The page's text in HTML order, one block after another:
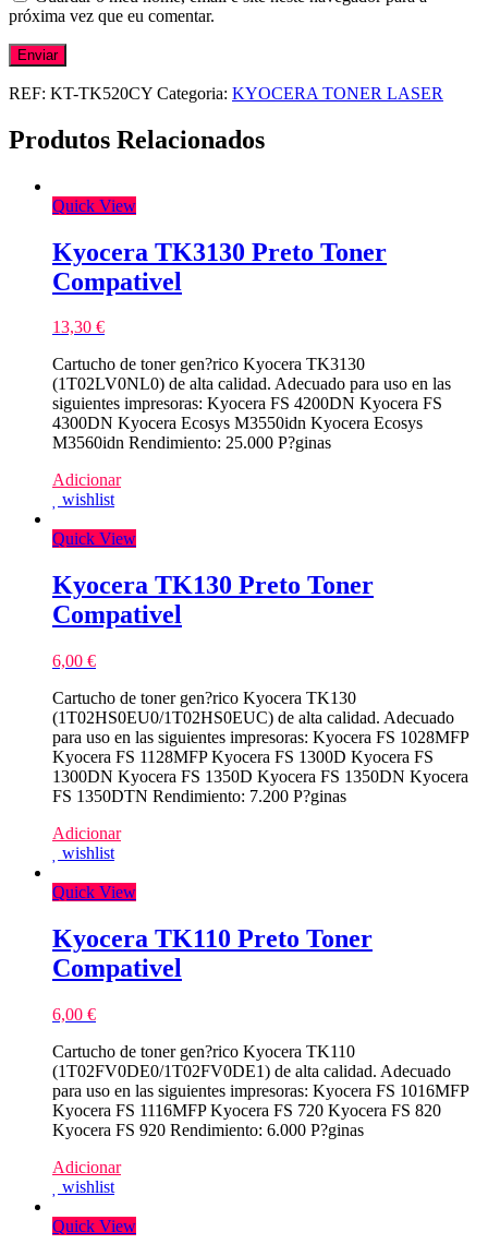
próxima vez que eu comentar.
REF: KT-TK520CY Categoria: KYOCERA TONER LASER
Produtos Relacionados
Quick View
Kyocera TK3130 Preto Toner
Compativel
13,30 €
Cartucho de toner gen?rico Kyocera TK3130
(1T02LV0NL0) de alta calidad. Adecuado para uso en las
siguientes impresoras: Kyocera FS 4200DN Kyocera FS
4300DN Kyocera Ecosys M3550idn Kyocera Ecosys
M3560idn Rendimiento: 25.000 P?ginas
Adicionar
wishlist
Quick View
Kyocera TK130 Preto Toner
Compativel
6,00 €
Cartucho de toner gen?rico Kyocera TK130
(1T02HS0EU0/1T02HS0EUC) de alta calidad. Adecuado
para uso en las siguientes impresoras: Kyocera FS 1028MFP
Kyocera FS 1128MFP Kyocera FS 1300D Kyocera FS
1300DN Kyocera FS 1350D Kyocera FS 1350DN Kyocera
FS 1350DTN Rendimiento: 7.200 P?ginas
Adicionar
wishlist
Quick View
Kyocera TK110 Preto Toner
Compativel
6,00 €
Cartucho de toner gen?rico Kyocera TK110
(1T02FV0DE0/1T02FV0DE1) de alta calidad. Adecuado
para uso en las siguientes impresoras: Kyocera FS 1016MFP
Kyocera FS 1116MFP Kyocera FS 720 Kyocera FS 820
Kyocera FS 920 Rendimiento: 6.000 P?ginas
Adicionar
wishlist
Quick View